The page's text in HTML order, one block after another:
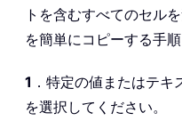
トを含むすべてのセル
を簡単にコピーする手
1 ．特定の値またはテ
を選択してください。